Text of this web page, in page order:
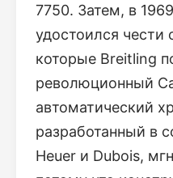
7750. Затем, в
удостоился чести
которые Breitling
революционный
автоматический
разработанный в
Heuer и Dubois,